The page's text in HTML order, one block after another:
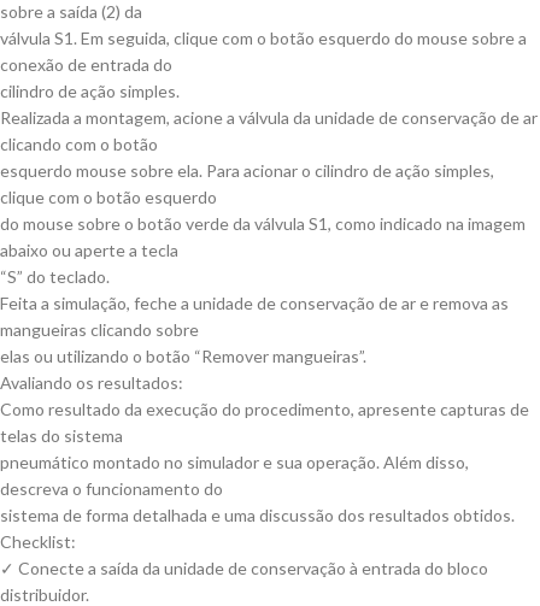
sobre a saída (2) da
válvula S1. Em seguida, clique com o botão esquerdo do mouse sobre a
conexão de entrada do
cilindro de ação simples.
Realizada a montagem, acione a válvula da unidade de conservação de ar
clicando com o botão
esquerdo mouse sobre ela. Para acionar o cilindro de ação simples,
clique com o botão esquerdo
do mouse sobre o botão verde da válvula S1, como indicado na imagem
abaixo ou aperte a tecla
“S” do teclado.
Feita a simulação, feche a unidade de conservação de ar e remova as
mangueiras clicando sobre
elas ou utilizando o botão “Remover mangueiras”.
Avaliando os resultados:
Como resultado da execução do procedimento, apresente capturas de
telas do sistema
pneumático montado no simulador e sua operação. Além disso,
descreva o funcionamento do
sistema de forma detalhada e uma discussão dos resultados obtidos.
Checklist:
✓ Conecte a saída da unidade de conservação à entrada do bloco
distribuidor.